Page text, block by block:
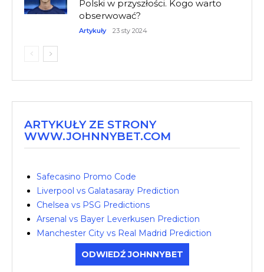
Polski w przyszłości. Kogo warto
obserwować?
Artykuły 23 sty 2024
ARTYKUŁY ZE STRONY
WWW.JOHNNYBET.COM
Safecasino Promo Code
Liverpool vs Galatasaray Prediction
Chelsea vs PSG Predictions
Arsenal vs Bayer Leverkusen Prediction
Manchester City vs Real Madrid Prediction
ODWIEDŹ JOHNNYBET